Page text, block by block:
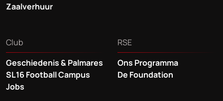
Zaalverhuur
Club
Geschiedenis & Palmares
SL16 Football Campus
Jobs
RSE
Ons Programma
De Foundation